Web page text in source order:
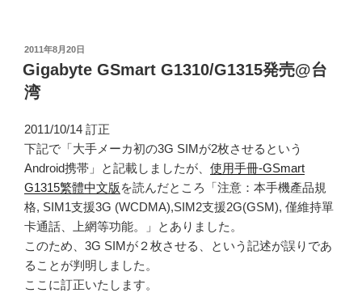
投
稿
日:
2011年8月20日
Gigabyte GSmart G1310/G1315発売@台
湾
2011/10/14 訂正
下記で「大手メーカ初の3G SIMが2枚させるという
Android携帯」と記載しましたが、 使用手冊-GSmart
G1315繁體中文版を読んだところ「注意：本手機產品規
格, SIM1支援3G (WCDMA),SIM2支援2G(GSM), 僅維持單
卡通話、上網等功能。」とありました。
このため、3G SIMが２枚させる、という記述が誤りであ
ることが判明しました。
ここに訂正いたします。